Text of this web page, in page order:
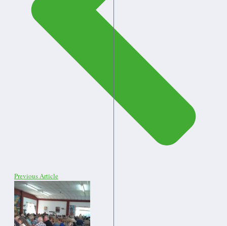
Previous Article